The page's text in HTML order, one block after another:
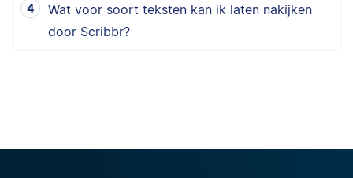
Wat voor soort teksten kan ik laten nakijken
door Scribbr?